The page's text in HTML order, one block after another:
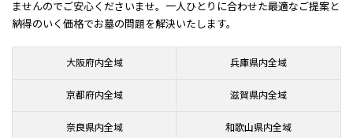
ませんのでご安心くださいませ。一人ひとりに合わせた最適なご提案と
納得のいく価格でお墓の問題を解決いたします。
大阪府内全域 兵庫県内全域
京都府内全域 滋賀県内全域
奈良県内全域 和歌山県内全域